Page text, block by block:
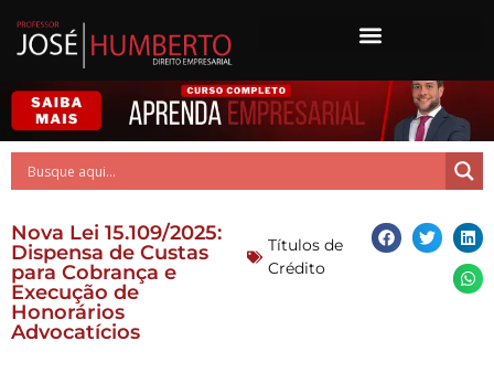
Nova Lei 15.109/2025:
Dispensa de Custas
para Cobrança e
Execução de
Honorários
Advocatícios
Títulos de
Crédito